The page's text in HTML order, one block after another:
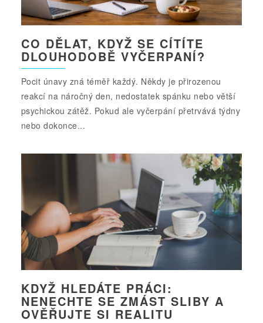
CO DĚLAT, KDYŽ SE CÍTÍTE
DLOUHODOBĚ VYČERPANÍ?
Pocit únavy zná téměř každý. Někdy je přirozenou
reakcí na náročný den, nedostatek spánku nebo větší
psychickou zátěž. Pokud ale vyčerpání přetrvává týdny
nebo dokonce...
KDYŽ HLEDÁTE PRÁCI:
NENECHTE SE ZMÁST SLIBY A
OVĚŘUJTE SI REALITU